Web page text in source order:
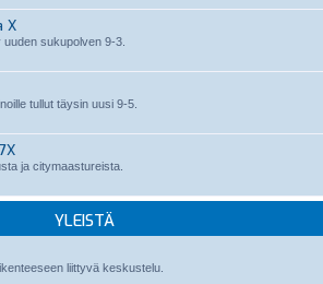
X
sukupolven 9-3.
tullut täysin uusi 9-5.
ja citymaastureista.
YLEISTÄ
liittyvä keskustelu.